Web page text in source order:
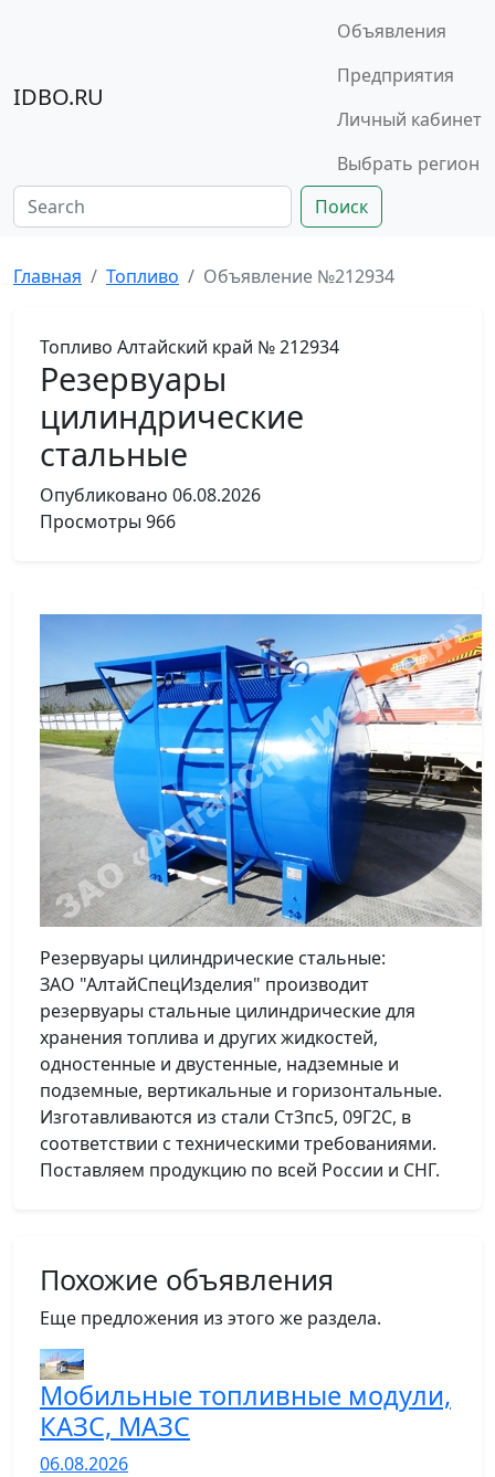
IDBO.RU
Объявления
Предприятия
Личный кабинет
Выбрать регион
Поиск
Главная Топливо Объявление №212934
Топливо Алтайский край № 212934
Резервуары
цилиндрические
стальные
Опубликовано 06.08.2026
Просмотры 966
Резервуары цилиндрические стальные:
ЗАО "АлтайСпецИзделия" производит
резервуары стальные цилиндрические для
хранения топлива и других жидкостей,
одностенные и двустенные, надземные и
подземные, вертикальные и горизонтальные.
Изготавливаются из стали Ст3пс5, 09Г2С, в
соответствии с техническими требованиями.
Поставляем продукцию по всей России и СНГ.
Похожие объявления
Еще предложения из этого же раздела.
Мобильные топливные модули,
КАЗС, МАЗС
06.08.2026